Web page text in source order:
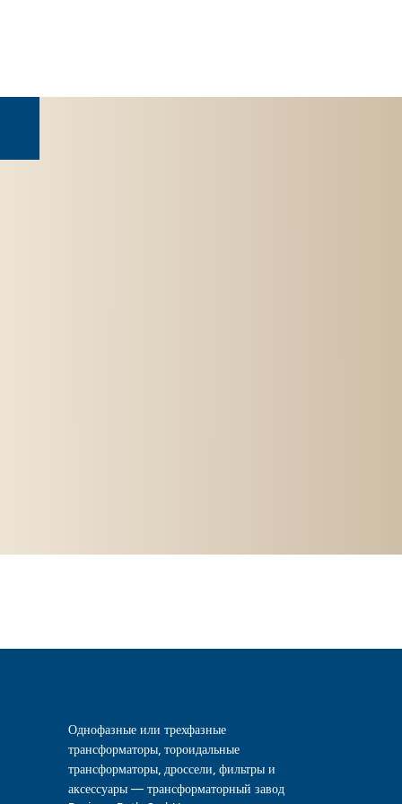
Однофазные или трехфазные
трансформаторы, тороидальные
трансформаторы, дроссели, фильтры и
аксессуары — трансформаторный завод